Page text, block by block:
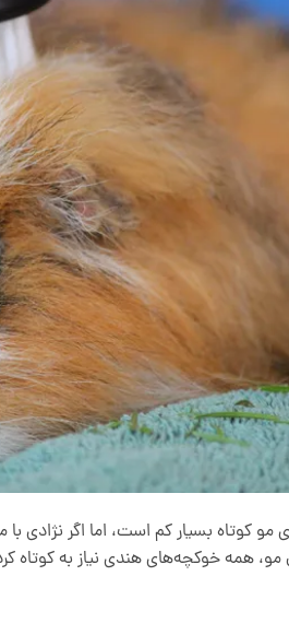
کوتاه بسیار کم است، اما اگر نژادی با
همه خوکچه‌های هندی نیاز به کوتاه